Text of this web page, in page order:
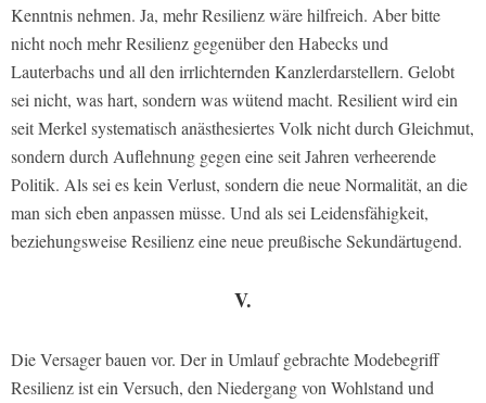
Kenntnis nehmen. Ja, mehr Resilienz wäre hilfreich. Aber bitte
nicht noch mehr Resilienz gegenüber den Habecks und
Lauterbachs und all den irrlichternden Kanzlerdarstellern. Gelobt
sei nicht, was hart, sondern was wütend macht. Resilient wird ein
seit Merkel systematisch anästhesiertes Volk nicht durch Gleichmut,
sondern durch Auflehnung gegen eine seit Jahren verheerende
Politik. Als sei es kein Verlust, sondern die neue Normalität, an die
man sich eben anpassen müsse. Und als sei Leidensfähigkeit,
beziehungsweise Resilienz eine neue preußische Sekundärtugend.
V.
Die Versager bauen vor. Der in Umlauf gebrachte Modebegriff
Resilienz ist ein Versuch, den Niedergang von Wohlstand und